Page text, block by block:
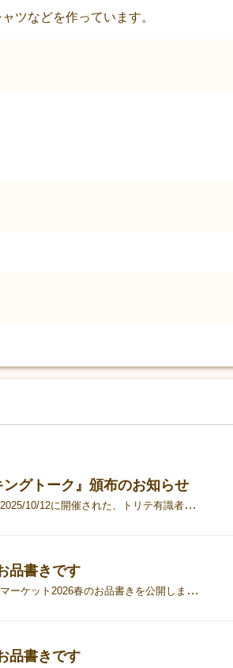
ツなどを作っています。
ングトーク』頒布のお知らせ
『トリックテイキングトーク』は2025/10/12に開催された、トリテ有識者をゲストに招いてトリテについて掘り下げるトークショーです。有料配信と現地観覧チケットの販売でしたが、有料配信購入の方から「後から見返したいが、配信だとアーカイブが1ヶ月間しか見られず残念」というご意見がございましたため、毎回有料配信を購入しなくても済むよう物理円盤を少量頒布いたします。 せっかくなら配信版とは差別化したいよね…ということでダイジェスト・字幕つき編集版となっておりますので、見やすくなったバージョンで視聴したい方、お手元に物理版を残しておきたい方、是非ご検討ください。※久遠堂は日曜のみ出展となるため、土曜はHLKT工房様(N-10)に少量委託させていただきます。
品書きです
こんにちは、久遠堂です。ゲームマーケット2026春のお品書きを公開します。久遠堂は2日目(24日/日曜日)のみの出展となりますのでご注意ください。
品書きです